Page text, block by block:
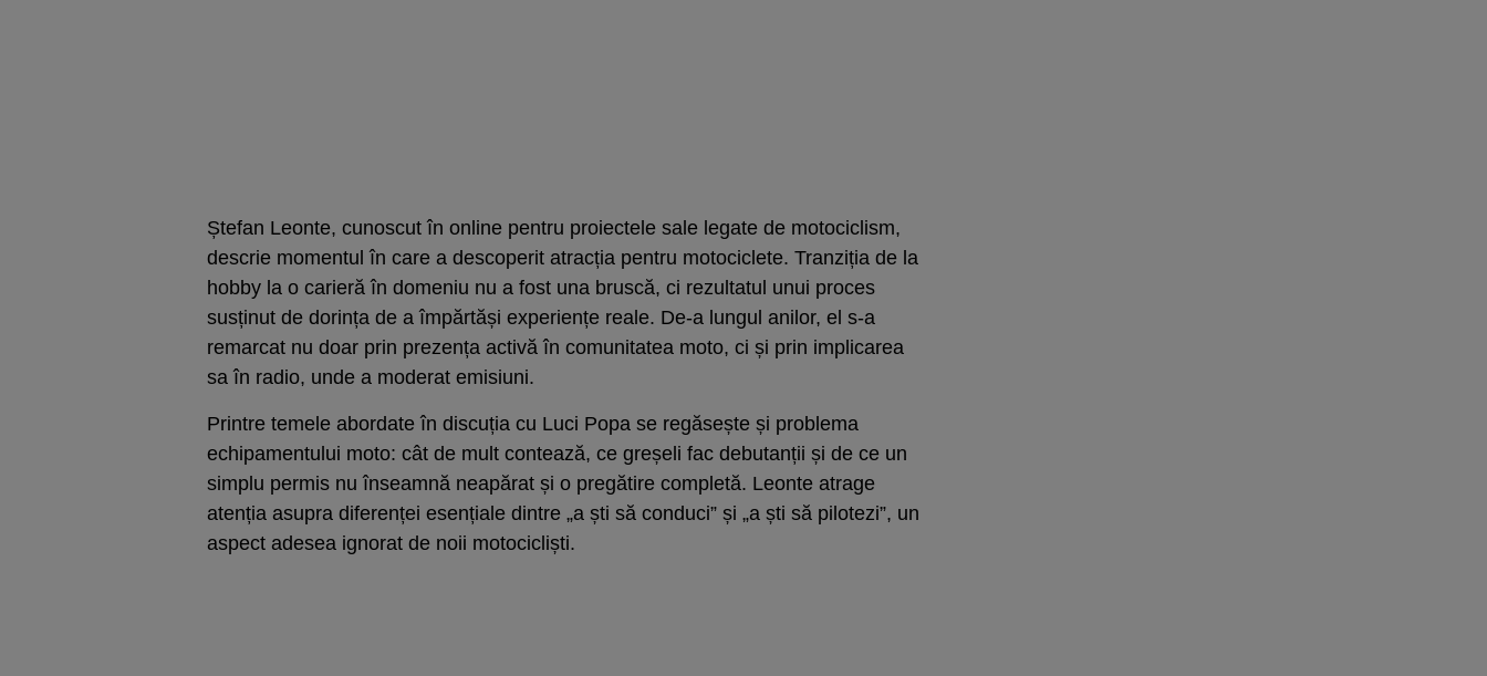
Ștefan Leonte, cunoscut în online pentru proiectele sale legate de motociclism,
descrie momentul în care a descoperit atracția pentru motociclete. Tranziția de la
hobby la o carieră în domeniu nu a fost una bruscă, ci rezultatul unui proces
susținut de dorința de a împărtăși experiențe reale. De-a lungul anilor, el s-a
remarcat nu doar prin prezența activă în comunitatea moto, ci și prin implicarea
sa în radio, unde a moderat emisiuni.
Printre temele abordate în discuția cu Luci Popa se regăsește și problema
echipamentului moto: cât de mult contează, ce greșeli fac debutanții și de ce un
simplu permis nu înseamnă neapărat și o pregătire completă. Leonte atrage
atenția asupra diferenței esențiale dintre „a ști să conduci” și „a ști să pilotezi”, un
aspect adesea ignorat de noii motocicliști.